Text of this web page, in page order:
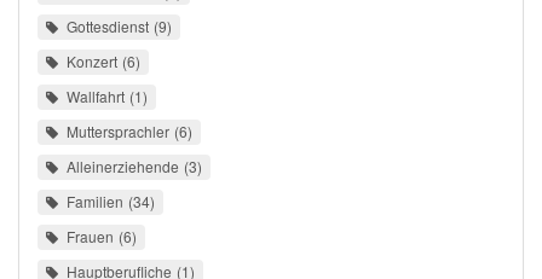
Gottesdienst 9
Konzert 6
Wallfahrt 1
Muttersprachler 6
Alleinerziehende 3
Familien 34
Frauen 6
Hauptberufliche 1